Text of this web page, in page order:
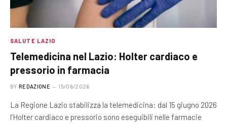
SALUTE LAZIO
Telemedicina nel Lazio: Holter cardiaco e
pressorio in farmacia
BY REDAZIONE 15/06/2026
La Regione Lazio stabilizza la telemedicina: dal 15 giugno 2026
l’Holter cardiaco e pressorio sono eseguibili nelle farmacie